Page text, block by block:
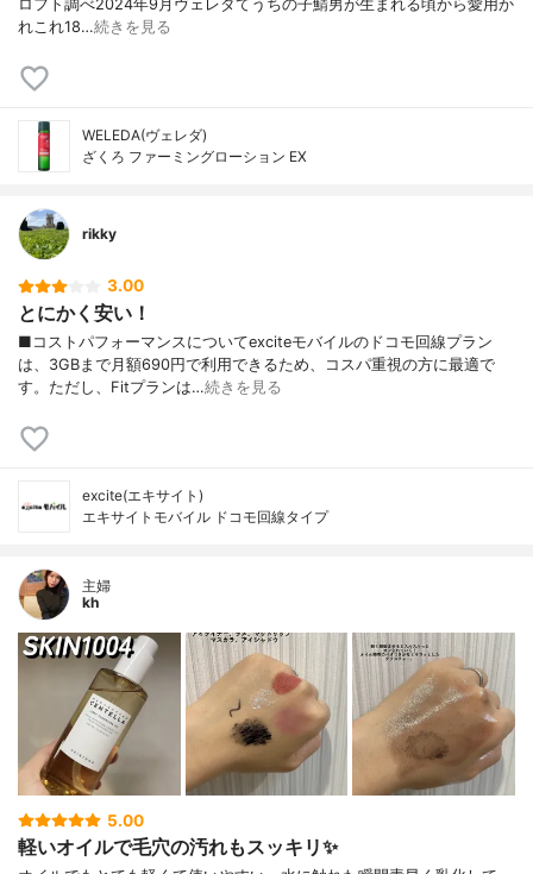
ロフト調べ2024年9月ヴェレダてうちの子鯖男が生まれる頃から愛用か
れこれ18…続きを見る
WELEDA(ヴェレダ)
ざくろ ファーミングローション EX
rikky
3.00
とにかく安い！
■コストパフォーマンスについてexciteモバイルのドコモ回線プラン
は、3GBまで月額690円で利用できるため、コスパ重視の方に最適で
す。ただし、Fitプランは…続きを見る
excite(エキサイト)
エキサイトモバイル ドコモ回線タイプ
主婦
kh
5.00
軽いオイルで毛穴の汚れもスッキリ✨